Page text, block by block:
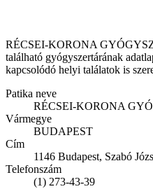
RÉCSEI-KORONA
található gyógyszertárának
kapcsolódó helyi találatok is
Patika neve
RÉCSEI-KORONA
Vármegye
BUDAPEST
Cím
1146 Budapest, Szabó
Telefonszám
(1) 273-43-39